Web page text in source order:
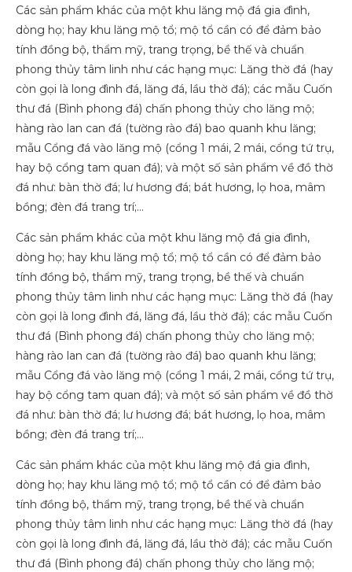
Các sản phẩm khác của một khu lăng mộ đá gia đình,
dòng họ; hay khu lăng mộ tổ; mộ tổ cần có để đảm bảo
tính đồng bộ, thẩm mỹ, trang trọng, bề thế và chuẩn
phong thủy tâm linh như các hạng mục: Lăng thờ đá (hay
còn gọi là long đình đá, lăng đá, lầu thờ đá); các mẫu Cuốn
thư đá (Bình phong đá) chấn phong thủy cho lăng mộ;
hàng rào lan can đá (tường rào đá) bao quanh khu lăng;
mẫu Cổng đá vào lăng mộ (cổng 1 mái, 2 mái, cổng tứ trụ,
hay bộ cổng tam quan đá); và một số sản phẩm về đồ thờ
đá như: bàn thờ đá; lư hương đá; bát hương, lọ hoa, mâm
bồng; đèn đá trang trí;…
Các sản phẩm khác của một khu lăng mộ đá gia đình,
dòng họ; hay khu lăng mộ tổ; mộ tổ cần có để đảm bảo
tính đồng bộ, thẩm mỹ, trang trọng, bề thế và chuẩn
phong thủy tâm linh như các hạng mục: Lăng thờ đá (hay
còn gọi là long đình đá, lăng đá, lầu thờ đá); các mẫu Cuốn
thư đá (Bình phong đá) chấn phong thủy cho lăng mộ;
hàng rào lan can đá (tường rào đá) bao quanh khu lăng;
mẫu Cổng đá vào lăng mộ (cổng 1 mái, 2 mái, cổng tứ trụ,
hay bộ cổng tam quan đá); và một số sản phẩm về đồ thờ
đá như: bàn thờ đá; lư hương đá; bát hương, lọ hoa, mâm
bồng; đèn đá trang trí;…
Các sản phẩm khác của một khu lăng mộ đá gia đình,
dòng họ; hay khu lăng mộ tổ; mộ tổ cần có để đảm bảo
tính đồng bộ, thẩm mỹ, trang trọng, bề thế và chuẩn
phong thủy tâm linh như các hạng mục: Lăng thờ đá (hay
còn gọi là long đình đá, lăng đá, lầu thờ đá); các mẫu Cuốn
thư đá (Bình phong đá) chấn phong thủy cho lăng mộ;